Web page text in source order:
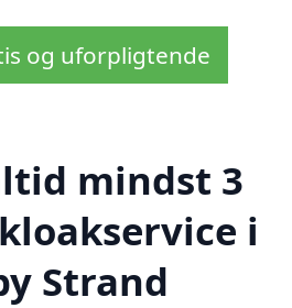
og uforpligtende
mindst 3
i
Strand